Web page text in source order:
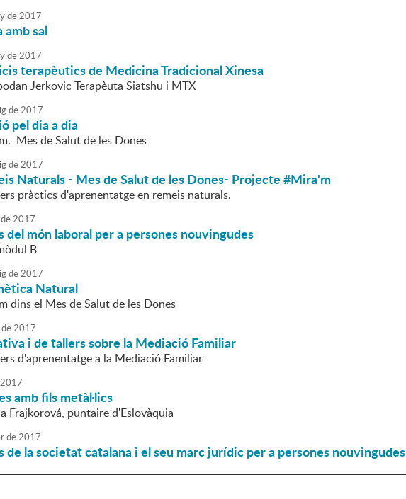
de2017
amb sal
de2017
terapèutics de Medicina Tradicional Xinesa
Jerkovic Terapèuta Siatshu i MTX
de2017
pel dia a dia
Mes de Salut de les Dones
de2017
Naturals - Mes de Salut de les Dones- Projecte #Mira'm
pràctics d'aprenentatge en remeis naturals.
de2017
del món laboral per a persones nouvingudes
B
de2017
Natural
dins el Mes de Salut de les Dones
de2017
i de tallers sobre la Mediació Familiar
d'aprenentatge a la Mediació Familiar
2017
amb fils metàl·lics
Frajkorová, puntaire d'Eslovàquia
de2017
de la societat catalana i el seu marc jurídic per a persones nouvingudes